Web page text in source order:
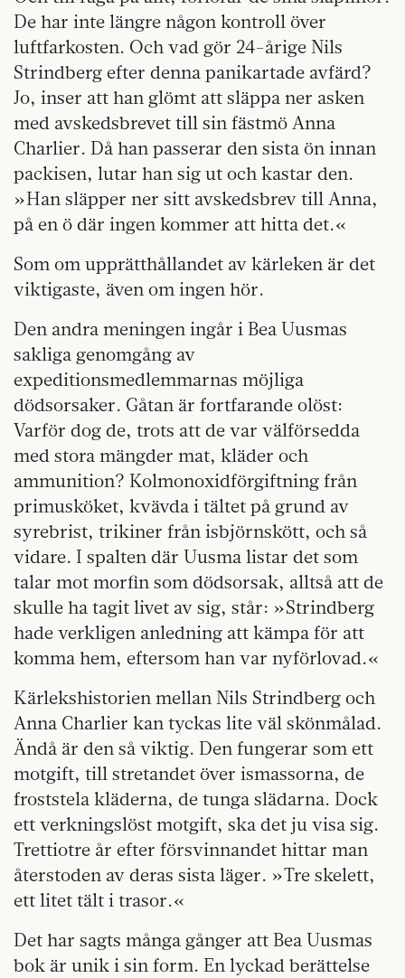
De har inte längre någon kontroll över
luftfarkosten. Och vad gör 24-årige Nils
Strindberg efter denna panikartade avfärd?
Jo, inser att han glömt att släppa ner asken
med avskedsbrevet till sin fästmö Anna
Charlier. Då han passerar den sista ön innan
packisen, lutar han sig ut och kastar den.
»Han släpper ner sitt avskedsbrev till Anna,
på en ö där ingen kommer att hitta det.«
Som om upprätthållandet av kärleken är det
viktigaste, även om ingen hör.
Den andra meningen ingår i Bea Uusmas
sakliga genomgång av
expeditionsmedlemmarnas möjliga
dödsorsaker. Gåtan är fortfarande olöst:
Varför dog de, trots att de var välförsedda
med stora mängder mat, kläder och
ammunition? Kolmonoxidförgiftning från
primusköket, kvävda i tältet på grund av
syrebrist, trikiner från isbjörnskött, och så
vidare. I spalten där Uusma listar det som
talar mot morfin som dödsorsak, alltså att de
skulle ha tagit livet av sig, står: »Strindberg
hade verkligen anledning att kämpa för att
komma hem, eftersom han var nyförlovad.«
Kärlekshistorien mellan Nils Strindberg och
Anna Charlier kan tyckas lite väl skönmålad.
Ändå är den så viktig. Den fungerar som ett
motgift, till stretandet över ismassorna, de
froststela kläderna, de tunga slädarna. Dock
ett verkningslöst motgift, ska det ju visa sig.
Trettiotre år efter försvinnandet hittar man
återstoden av deras sista läger. »Tre skelett,
ett litet tält i trasor.«
Det har sagts många gånger att Bea Uusmas
bok är unik i sin form. En lyckad berättelse